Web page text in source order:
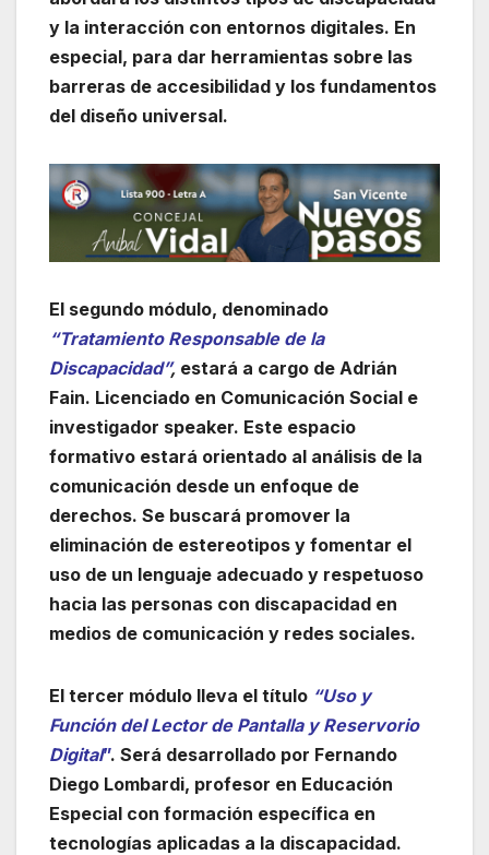
y la interacción con entornos digitales. En
especial, para dar herramientas sobre las
barreras de accesibilidad y los fundamentos
del diseño universal.
El segundo módulo, denominado
“Tratamiento Responsable de la
Discapacidad”, estará a cargo de Adrián
Fain. Licenciado en Comunicación Social e
investigador speaker. Este espacio
formativo estará orientado al análisis de la
comunicación desde un enfoque de
derechos. Se buscará promover la
eliminación de estereotipos y fomentar el
uso de un lenguaje adecuado y respetuoso
hacia las personas con discapacidad en
medios de comunicación y redes sociales.
El tercer módulo lleva el título “Uso y
Función del Lector de Pantalla y Reservorio
Digital”. Será desarrollado por Fernando
Diego Lombardi, profesor en Educación
Especial con formación específica en
tecnologías aplicadas a la discapacidad.